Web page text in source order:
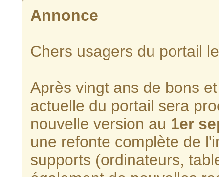
Annonce
Chers usagers du portail
Après vingt ans de bons
actuelle du portail sera
nouvelle version au 1er
une refonte complète de
supports (ordinateurs,